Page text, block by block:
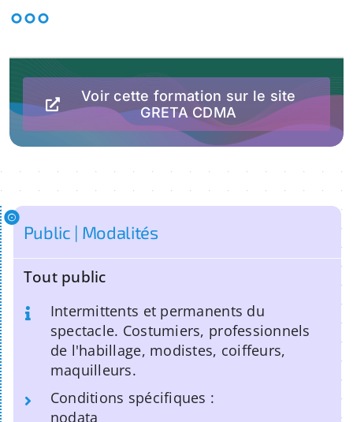
°°°
Voir cette formation sur le site
GRETA CDMA
Public | Modalités
Tout public
Intermittents et permanents du
spectacle. Costumiers, professionnels
de l'habillage, modistes, coiffeurs,
maquilleurs.
Conditions spécifiques :
nodata